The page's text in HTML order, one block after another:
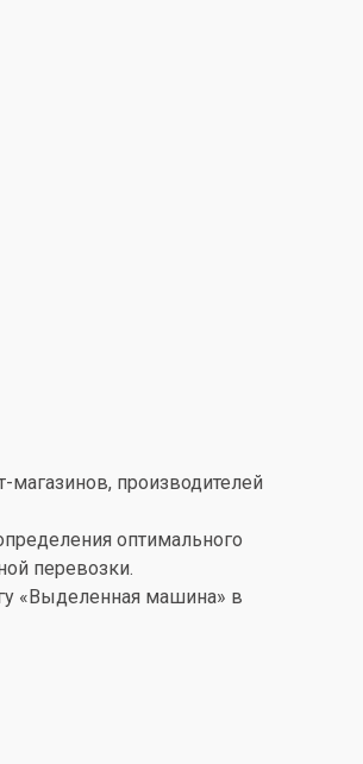
магазинов, производителей
оптимального
перевозки.
«Выделенная машина» в